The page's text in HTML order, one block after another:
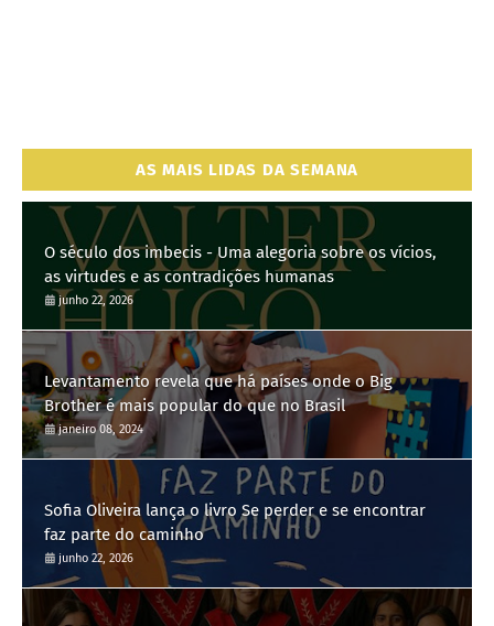
AS MAIS LIDAS DA SEMANA
O século dos imbecis - Uma alegoria sobre os vícios,
as virtudes e as contradições humanas
junho 22, 2026
Levantamento revela que há países onde o Big
Brother é mais popular do que no Brasil
janeiro 08, 2024
Sofia Oliveira lança o livro Se perder e se encontrar
faz parte do caminho
junho 22, 2026